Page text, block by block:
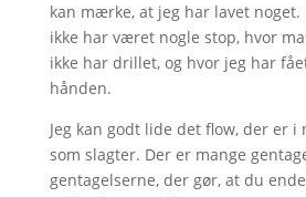
kan mærke, at jeg har lavet noget.
ikke har været nogle stop, hvor
ikke har drillet, og hvor jeg har
hånden.
Jeg kan godt lide det flow, der er i
som slagter. Der er mange
gentagelserne, der gør, at du